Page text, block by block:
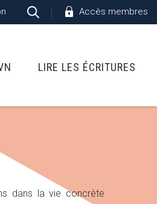
Accès membres
LIRE LES ÉCRITURES
dans la vie concrète